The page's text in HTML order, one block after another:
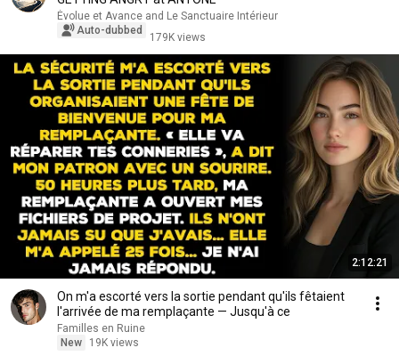
Évolue et Avance and Le Sanctuaire Intérieur
Auto-dubbed
179K views
2:12:21
On m'a escorté vers la sortie pendant qu'ils fêtaient
l'arrivée de ma remplaçante — Jusqu'à ce
Familles en Ruine
New
19K views